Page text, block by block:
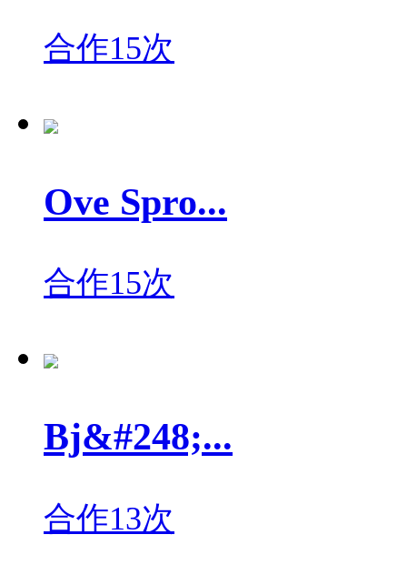
合作15次
Ove Spro...
合作15次
Bj&#248;...
合作13次